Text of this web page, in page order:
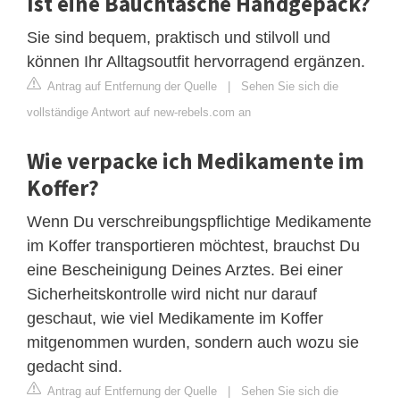
Sie sind bequem, praktisch und stilvoll und
können Ihr Alltagsoutfit hervorragend ergänzen.
Antrag auf Entfernung der Quelle | Sehen Sie sich die
vollständige Antwort auf new-rebels.com an
Wie verpacke ich Medikamente im
Koffer?
Wenn Du verschreibungspflichtige Medikamente
im Koffer transportieren möchtest, brauchst Du
eine Bescheinigung Deines Arztes. Bei einer
Sicherheitskontrolle wird nicht nur darauf
geschaut, wie viel Medikamente im Koffer
mitgenommen wurden, sondern auch wozu sie
gedacht sind.
Antrag auf Entfernung der Quelle | Sehen Sie sich die